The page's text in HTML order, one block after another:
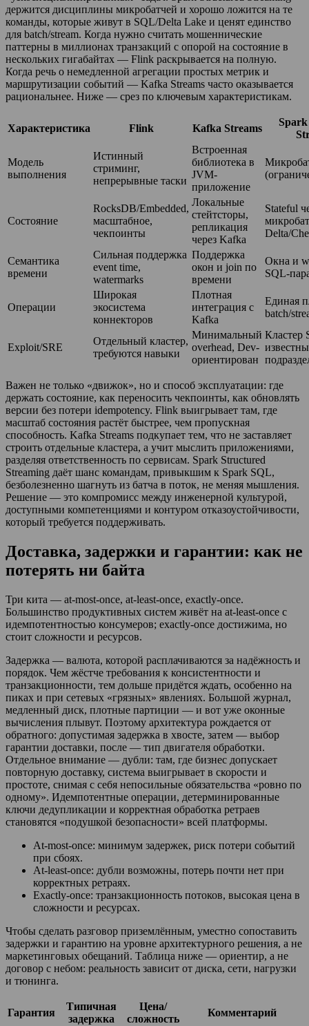
держится дисциплины микробатчей и хорошо ложится на те
команды, которые живут в SQL/Delta Lake и ценят единство
для batch/stream. Когда нужно считать мошеннические
паттерны в миллионах транзакций с опорой на состояние в
нескольких гигабайтах — Flink раскрывается на полную.
Когда речь о немедленной агрегации простых метрик и
маршрутизации событий — Kafka Streams часто оказывается
рациональнее. Ниже — срез по ключевым характеристикам.
Характеристика Flink Kafka Streams
Модель
выполнения
Истинный
стриминг,
непрерывные таски
Встроенная
библиотека в
JVM-
приложение
Состояние
RocksDB/Embedded,
масштабное,
чекпоинты
Локальные
стейтсторы,
репликация
через Kafka
Stateful
Delta/
Семантика
времени
Сильная поддержка
event time,
watermarks
Поддержка
окон и join по
времени
Окна и
SQL-
Операции
Широкая
экосистема
коннекторов
Плотная
интеграция с
Kafka
Единая
batch/
Exploit/SRE
Отдельный кластер,
требуются навыки
Минимальный
overhead, Dev-
ориентирован
Кластер
Важен не только «движок», но и способ эксплуатации: где
держать состояние, как переносить чекпоинты, как обновлять
версии без потери idempotency. Flink выигрывает там, где
масштаб состояния растёт быстрее, чем пропускная
способность. Kafka Streams подкупает тем, что не заставляет
строить отдельные кластера, а учит мыслить приложениями,
разделяя ответственность по сервисам. Spark Structured
Streaming даёт шанс командам, привыкшим к Spark SQL,
безболезненно шагнуть из батча в поток, не меняя мышления.
Решение — это компромисс между инженерной культурой,
доступными компетенциями и контуром отказоустойчивости,
который требуется поддерживать.
Доставка, задержки и гарантии: как не
потерять ни байта
Три кита — at-most-once, at-least-once, exactly-once.
Большинство продуктивных систем живёт на at-least-once с
идемпотентностью консумеров; exactly-once достижима, но
стоит сложности и ресурсов.
Задержка — валюта, которой расплачиваются за надёжность и
порядок. Чем жёстче требования к консистентности и
транзакционности, тем дольше придётся ждать, особенно на
пиках и при сетевых «грязных» явлениях. Большой журнал,
медленный диск, плотные партиции — и вот уже оконные
вычисления плывут. Поэтому архитектура рождается от
обратного: допустимая задержка в хвосте, затем — выбор
гарантии доставки, после — тип двигателя обработки.
Отдельное внимание — дубли: там, где бизнес допускает
повторную доставку, система выигрывает в скорости и
простоте, снимая с себя непосильные обязательства «ровно по
одному». Идемпотентные операции, детерминированные
ключи дедупликации и корректная обработка ретраев
становятся «подушкой безопасности» всей платформы.
At-most-once: минимум задержек, риск потери событий
при сбоях.
At-least-once: дубли возможны, потерь почти нет при
корректных ретраях.
Exactly-once: транзакционность потоков, высокая цена в
сложности и ресурсах.
Чтобы сделать разговор приземлённым, уместно сопоставить
задержки и гарантию на уровне архитектурного решения, а не
маркетинговых обещаний. Таблица ниже — ориентир, а не
договор с небом: реальность зависит от диска, сети, нагрузки
и тюнинга.
Гарантия
Типичная
задержка
Цена/
сложность
Комментарий